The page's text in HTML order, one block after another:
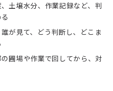
、土壌水分、作業記録など、判
誰が見て、どう判断し、どこま
の圃場や作業で回してから、対